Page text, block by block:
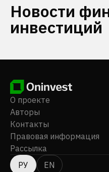
Новости
инвестиций
О проекте
Авторы
Контакты
Правовая информация
Рассылка
РУ
EN